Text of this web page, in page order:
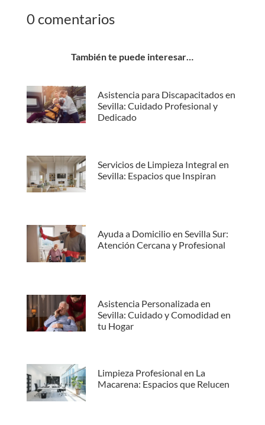
0 comentarios
También te puede interesar…
Asistencia para Discapacitados en
Sevilla: Cuidado Profesional y
Dedicado
Servicios de Limpieza Integral en
Sevilla: Espacios que Inspiran
Ayuda a Domicilio en Sevilla Sur:
Atención Cercana y Profesional
Asistencia Personalizada en
Sevilla: Cuidado y Comodidad en
tu Hogar
Limpieza Profesional en La
Macarena: Espacios que Relucen